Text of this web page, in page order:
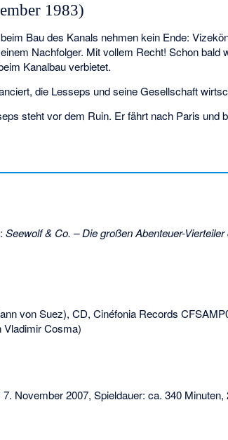
1983)
Bau des Kanals nehmen kein Ende:
Nachfolger. Mit vollem Recht! Schon bald
Kanalbau verbietet.
die Lesseps und seine Gesellschaft
steht vor dem Ruin. Er fährt nach Paris und
Seewolf & Co. – Die großen Abenteuer-
von Suez), CD, Cinéfonia Records
Vladimir Cosma)
November 2007, Spieldauer: ca. 340 Minuten,